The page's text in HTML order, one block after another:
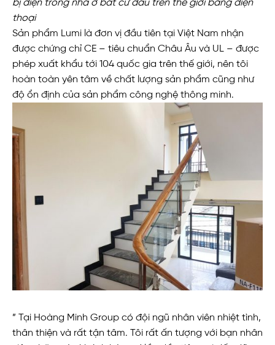
bị điện trong nhà ở bất cứ đâu trên thế giới bằng điện
thoại
Sản phẩm Lumi là đơn vị đầu tiên tại Việt Nam nhận
được chứng chỉ CE – tiêu chuẩn Châu Âu và UL – được
phép xuất khẩu tới 104 quốc gia trên thế giới, nên tôi
hoàn toàn yên tâm về chất lượng sản phẩm cũng như
độ ổn định của sản phẩm công nghệ thông minh.
” Tại Hoàng Minh Group có đội ngũ nhân viên nhiệt tình,
thân thiện và rất tận tâm. Tôi rất ấn tượng với bạn nhân